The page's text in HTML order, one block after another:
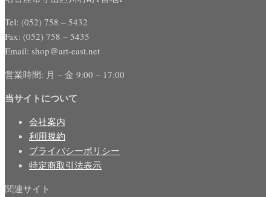
Tel: (052) 758 – 5432
Fax: (052) 758 – 5435
Email: shop＠art-east.net
営業時間: 月 – 金 9:00 – 17:00
当サイトについて
会社案内
利用規約
プライバシーポリシー
特定商取引法表示
関連サイト